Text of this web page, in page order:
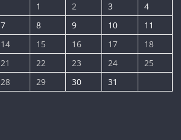
1
2 3
4
7 8 9 10
11
14 15 16 17
18
21 22 23 24
25
28 29 30 31